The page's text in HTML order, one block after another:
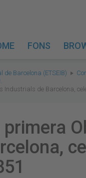
FONS
Barcelona (ETSEIB)
de Barcelona,